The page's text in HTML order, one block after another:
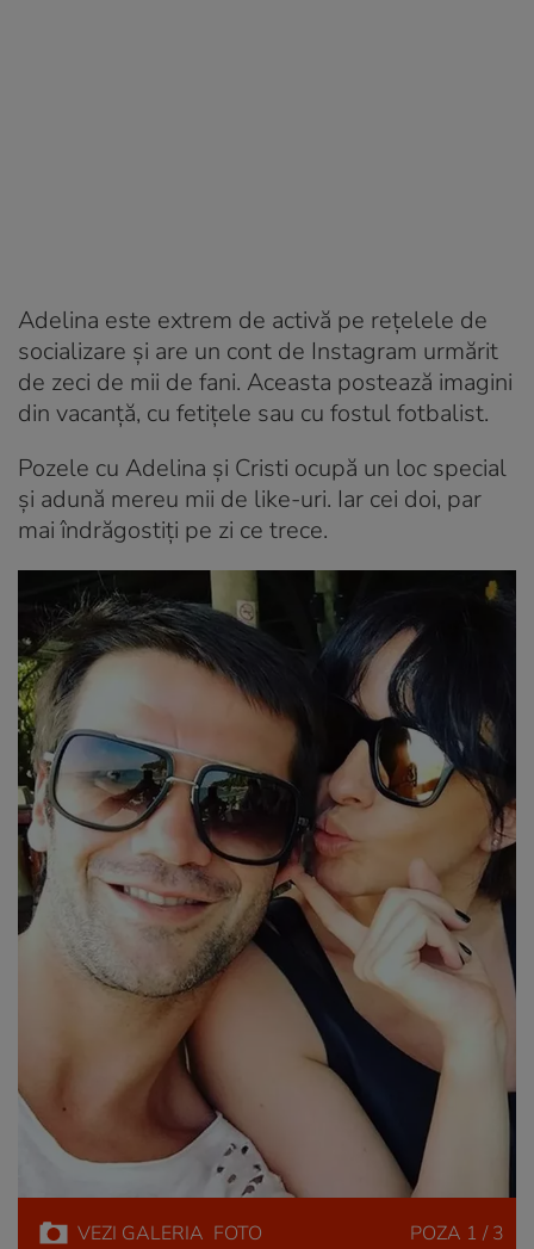
Adelina este extrem de activă pe rețelele de
socializare și are un cont de Instagram urmărit
de zeci de mii de fani. Aceasta postează imagini
din vacanță, cu fetițele sau cu fostul fotbalist.
Pozele cu Adelina și Cristi ocupă un loc special
și adună mereu mii de like-uri. Iar cei doi, par
mai îndrăgostiți pe zi ce trece.
VEZI GALERIA FOTO POZA 1 / 3